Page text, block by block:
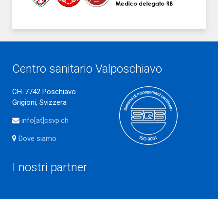
Centro sanitario Valposchiavo
CH-7742 Poschiavo
Grigioni, Svizzera
info[at]csvp.ch
Dove siamo
I nostri partner